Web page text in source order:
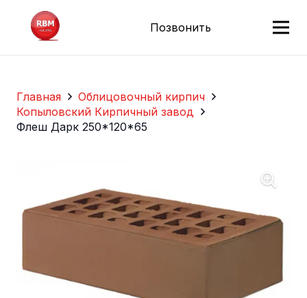
Позвонить
Главная
Облицовочный кирпич
Копыловский Кирпичный завод
Флеш Дарк 250*120*65